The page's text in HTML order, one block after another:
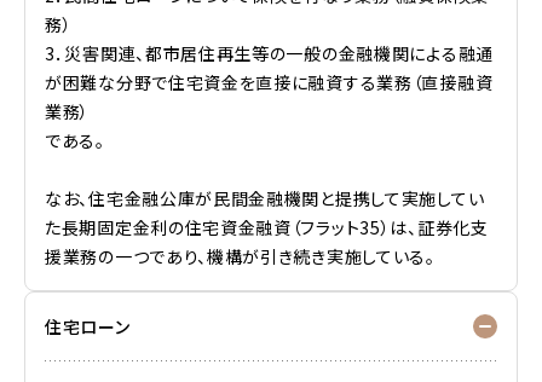
務）
3．災害関連、都市居住再生等の一般の金融機関による融通
が困難な分野で住宅資金を直接に融資する業務（直接融資
業務）
である。
なお、住宅金融公庫が民間金融機関と提携して実施してい
た長期固定金利の住宅資金融資（フラット35）は、証券化支
援業務の一つであり、機構が引き続き実施している。
住宅ローン